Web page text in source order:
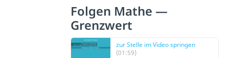
Folgen Mathe —
Grenzwert
zur Stelle im Video springen
(01:59)